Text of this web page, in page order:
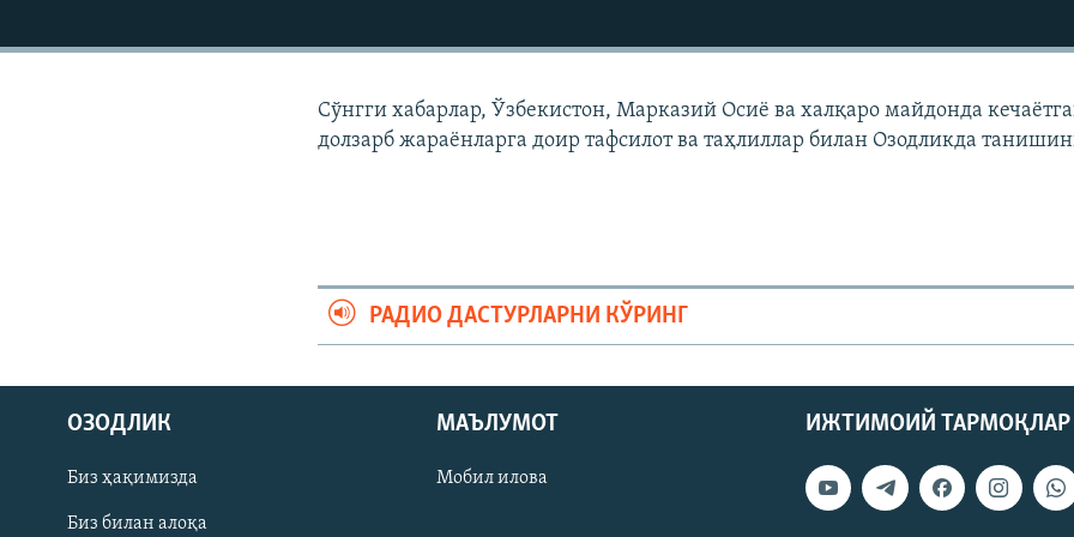
На русском
ИЖТИМОИЙ ТАРМОҚЛАР
Сўнгги хабарлар, Ўзбекистон, Марказий Осиë ва халқаро майдонда
долзарб жараëнларга доир тафсилот ва таҳлиллар билан Озодликда
РАДИО ДАСТУРЛАРНИ КЎРИНГ
ИЖТИМОИЙ ТАРМОҚЛАР
ОЗОДЛИК
Биз ҳақимизда
Биз билан алоқа
МАЪЛУМОТ
Мобил илова